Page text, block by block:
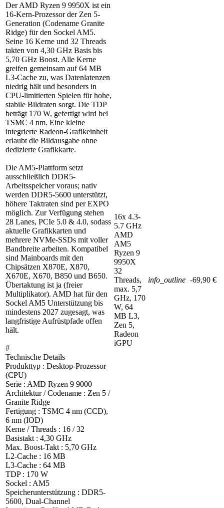
Der AMD Ryzen 9 9950X ist ein
16-Kern-Prozessor der Zen 5-
Generation (Codename Granite
Ridge) für den Sockel AM5.
Seine 16 Kerne und 32 Threads
takten von 4,30 GHz Basis bis
5,70 GHz Boost. Alle Kerne
greifen gemeinsam auf 64 MB
L3-Cache zu, was Datenlatenzen
niedrig hält und besonders in
CPU-limitierten Spielen für hohe,
stabile Bildraten sorgt. Die TDP
beträgt 170 W, gefertigt wird bei
TSMC 4 nm. Eine kleine
integrierte Radeon-Grafikeinheit
erlaubt die Bildausgabe ohne
dedizierte Grafikkarte.
Die AM5-Plattform setzt
ausschließlich DDR5-
Arbeitsspeicher voraus; nativ
werden DDR5-5600 unterstützt,
höhere Taktraten sind per EXPO
möglich. Zur Verfügung stehen
28 Lanes, PCIe 5.0 & 4.0, sodass
aktuelle Grafikkarten und
mehrere NVMe-SSDs mit voller
Bandbreite arbeiten. Kompatibel
sind Mainboards mit den
Chipsätzen X870E, X870,
X670E, X670, B850 und B650.
Übertaktung ist ja (freier
Multiplikator). AMD hat für den
Sockel AM5 Unterstützung bis
mindestens 2027 zugesagt, was
langfristige Aufrüstpfade offen
hält.
#
Technische Details
Produkttyp : Desktop-Prozessor
(CPU)
Serie : AMD Ryzen 9 9000
Architektur / Codename : Zen 5 /
Granite Ridge
Fertigung : TSMC 4 nm (CCD),
6 nm (IOD)
Kerne / Threads : 16 / 32
Basistakt : 4,30 GHz
Max. Boost-Takt : 5,70 GHz
L2-Cache : 16 MB
L3-Cache : 64 MB
TDP : 170 W
Sockel : AM5
Speicherunterstützung : DDR5-
5600, Dual-Channel
16x 4.3-
5.7 GHz
AMD
AM5
Ryzen 9
9950X
32
Threads,
max. 5,7
GHz, 170
W, 64
MB L3,
Zen 5,
Radeon
iGPU
info_outline -69,90 €